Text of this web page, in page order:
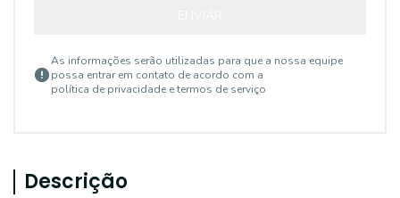
As informações serão utilizadas para que a nossa equipe
possa entrar em contato de acordo com a
política de privacidade e termos de serviço
Descrição